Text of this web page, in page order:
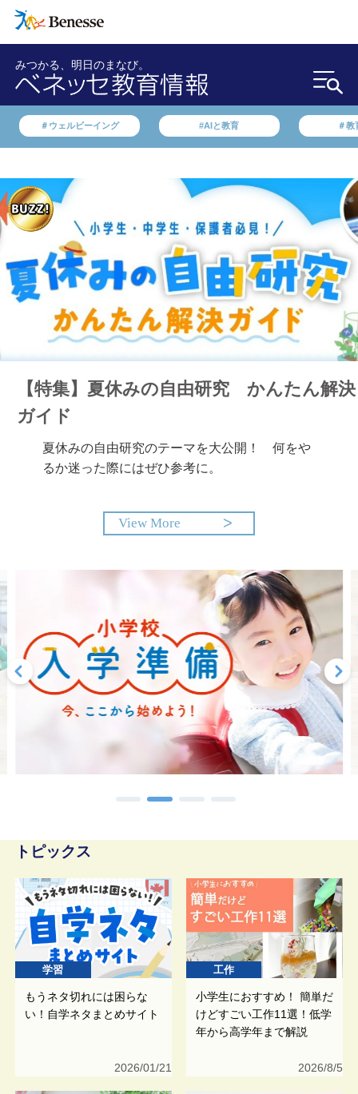
みつかる、明日のまなび。
＃ウェルビーイング #AIと教育 ＃教
【特集】夏休みの自由研究 かんたん解決
ガイド
夏休みの自由研究のテーマを大公開！ 何をや
るか迷った際にはぜひ参考に。
View More
トピックス
学習
もうネタ切れには困らな
い！自学ネタまとめサイト
2026/01/21
工作
小学生におすすめ！ 簡単だ
けどすごい工作11選！低学
年から高学年まで解説
2026/8/5